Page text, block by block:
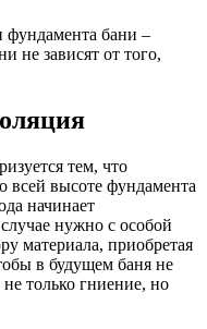
фундамента бани –
не зависят от того,
тем, что
всей высоте фундамента
начинает
нужно с особой
материала, приобретая
в будущем баня не
только гниение, но